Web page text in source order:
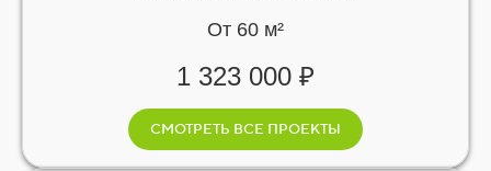
От 60 м²
1 323 000 ₽
СМОТРЕТЬ ВСЕ ПРОЕКТЫ